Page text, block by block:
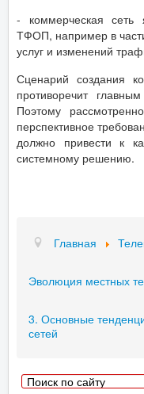
- коммерческая сеть
ТФОП, например в
услуг и изменений
Сценарий создания
противоречит
Поэтому
перспективное
должно привести к
системному решению.
Главная
Эволюция местных
3. Основные
сетей